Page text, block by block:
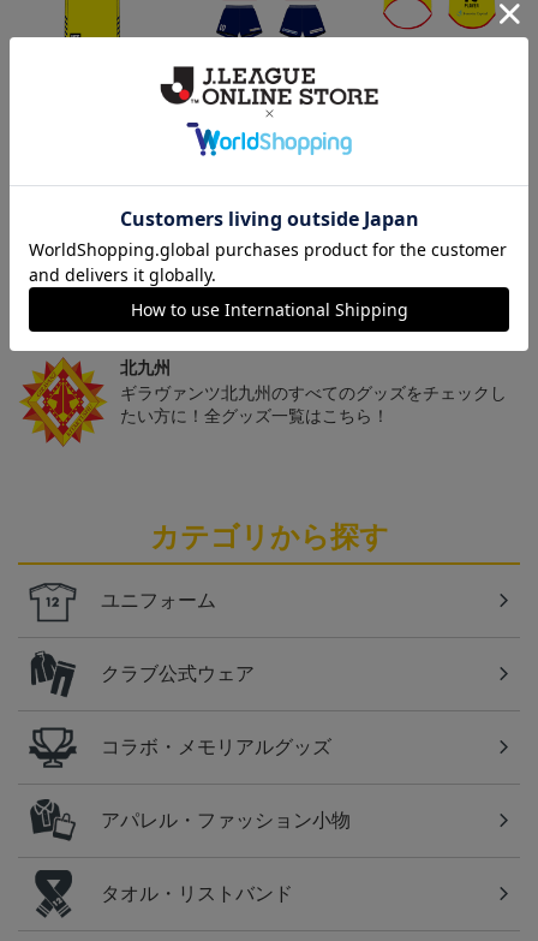
「2026/27シーズン 明治
[2026/27シーズン 明治安
田J3リーグ]ベビーユニフ
ォーム上下セット(FP1st
デザイン)
4,950円
[2026/27シーズン 明治安
トピックス
北九州
ギラヴァンツ北九州のユニフォームを着て試合を応
援しよう！
北九州
ギラヴァンツ北九州のすべてのグッズをチェックし
たい方に！全グッズ一覧はこちら！
カテゴリから探す
ユニフォーム
クラブ公式ウェア
コラボ・メモリアルグッズ
アパレル・ファッション小物
タオル・リストバンド